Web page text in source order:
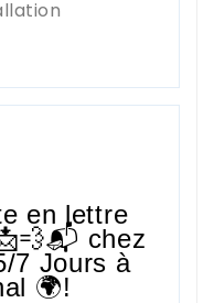
en lettre
chez
7 Jours à
🌍!